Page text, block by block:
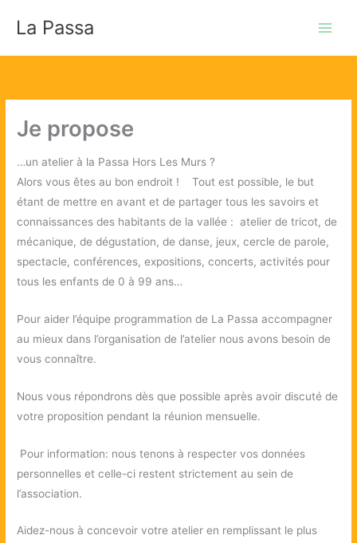
La Passa
Je propose
…un atelier à la Passa Hors Les Murs ?
Alors vous êtes au bon endroit ! Tout est possible, le but
étant de mettre en avant et de partager tous les savoirs et
connaissances des habitants de la vallée : atelier de tricot, de
mécanique, de dégustation, de danse, jeux, cercle de parole,
spectacle, conférences, expositions, concerts, activités pour
tous les enfants de 0 à 99 ans…
Pour aider l’équipe programmation de La Passa accompagner
au mieux dans l’organisation de l’atelier nous avons besoin de
vous connaître.
Nous vous répondrons dès que possible après avoir discuté de
votre proposition pendant la réunion mensuelle.
Pour information: nous tenons à respecter vos données
personnelles et celle-ci restent strictement au sein de
l’association.
Aidez-nous à concevoir votre atelier en remplissant le plus